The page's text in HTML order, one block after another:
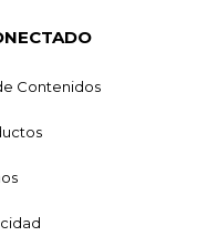
Contenidos